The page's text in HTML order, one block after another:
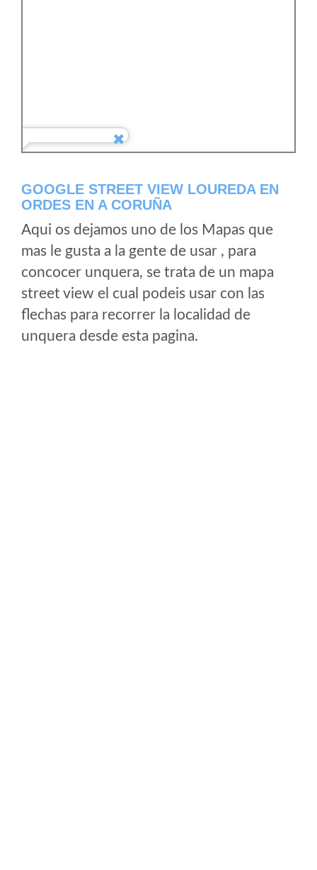
GOOGLE STREET VIEW LOUREDA EN
ORDES EN A CORUÑA
Aqui os dejamos uno de los Mapas que
mas le gusta a la gente de usar , para
concocer unquera, se trata de un mapa
street view el cual podeis usar con las
flechas para recorrer la localidad de
unquera desde esta pagina.